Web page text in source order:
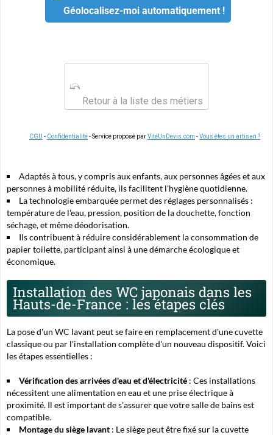
Géolocalisez-moi automatiquement !
Retour à la liste des métiers
CGU - Confidentialité- Service proposé parViteUnDevis.com -Vous êtes un artisan ?
Adaptés à tous, y compris aux enfants, aux personnes âgées et aux
personnes à mobilité réduite, ils facilitent l'hygiène quotidienne.
La technologie embarquée permet des réglages personnalisés :
température de l'eau, pression, position de la douchette, fonction
séchage, et même déodorisation.
Ils contribuent à réduire considérablement la consommation de
papier toilette, participant ainsi à une démarche écologique et
économique.
Installation des WC japonais dans les
Hauts-de-France : les étapes clés
La pose d'un WC lavant peut se faire en remplacement d'une cuvette
classique ou par l'installation complète d'un nouveau dispositif. Voici
les étapes essentielles :
Vérification des arrivées d'eau et d'électricité : Ces installations
nécessitent une alimentation en eau et une prise électrique à
proximité. Il est important de s'assurer que votre salle de bains est
compatible.
Montage du siège lavant : Le siège peut être fixé sur la cuvette